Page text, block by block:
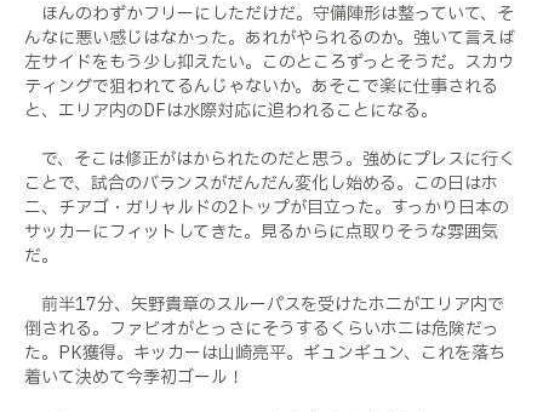
ほんのわずかフリーにしただけだ。守備陣形は整っていて、そ
んなに悪い感じはなかった。あれがやられるのか。強いて言えば
左サイドをもう少し抑えたい。このところずっとそうだ。スカウ
ティングで狙われてるんじゃないか。あそこで楽に仕事される
と、エリア内のDFは水際対応に追われることになる。
で、そこは修正がはかられたのだと思う。強めにプレスに行く
ことで、試合のバランスがだんだん変化し始める。この日はホ
ニ、チアゴ・ガリャルドの2トップが目立った。すっかり日本の
サッカーにフィットしてきた。見るからに点取りそうな雰囲気
だ。
前半17分、矢野貴章のスルーパスを受けたホニがエリア内で
倒される。ファビオがとっさにそうするくらいホニは危険だっ
た。PK獲得。キッカーは山崎亮平。ギュンギュン、これを落ち
着いて決めて今季初ゴール！